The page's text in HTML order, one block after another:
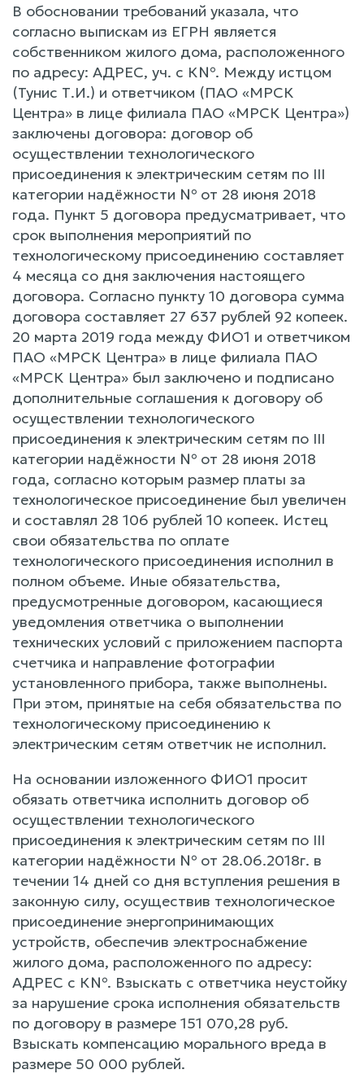
В обосновании требований указала, что
согласно выпискам из ЕГРН является
собственником жилого дома, расположенного
по адресу: АДРЕС, уч. с К№. Между истцом
(Тунис Т.И.) и ответчиком (ПАО «МРСК
Центра» в лице филиала ПАО «МРСК Центра»)
заключены договора: договор об
осуществлении технологического
присоединения к электрическим сетям по III
категории надёжности № от 28 июня 2018
года. Пункт 5 договора предусматривает, что
срок выполнения мероприятий по
технологическому присоединению составляет
4 месяца со дня заключения настоящего
договора. Согласно пункту 10 договора сумма
договора составляет 27 637 рублей 92 копеек.
20 марта 2019 года между ФИО1 и ответчиком
ПАО «МРСК Центра» в лице филиала ПАО
«МРСК Центра» был заключено и подписано
дополнительные соглашения к договору об
осуществлении технологического
присоединения к электрическим сетям по III
категории надёжности № от 28 июня 2018
года, согласно которым размер платы за
технологическое присоединение был увеличен
и составлял 28 106 рублей 10 копеек. Истец
свои обязательства по оплате
технологического присоединения исполнил в
полном объеме. Иные обязательства,
предусмотренные договором, касающиеся
уведомления ответчика о выполнении
технических условий с приложением паспорта
счетчика и направление фотографии
установленного прибора, также выполнены.
При этом, принятые на себя обязательства по
технологическому присоединению к
электрическим сетям ответчик не исполнил.
На основании изложенного ФИО1 просит
обязать ответчика исполнить договор об
осуществлении технологического
присоединения к электрическим сетям по III
категории надёжности № от 28.06.2018г. в
течении 14 дней со дня вступления решения в
законную силу, осуществив технологическое
присоединение энергопринимающих
устройств, обеспечив электроснабжение
жилого дома, расположенного по адресу:
АДРЕС с К№. Взыскать с ответчика неустойку
за нарушение срока исполнения обязательств
по договору в размере 151 070,28 руб.
Взыскать компенсацию морального вреда в
размере 50 000 рублей.